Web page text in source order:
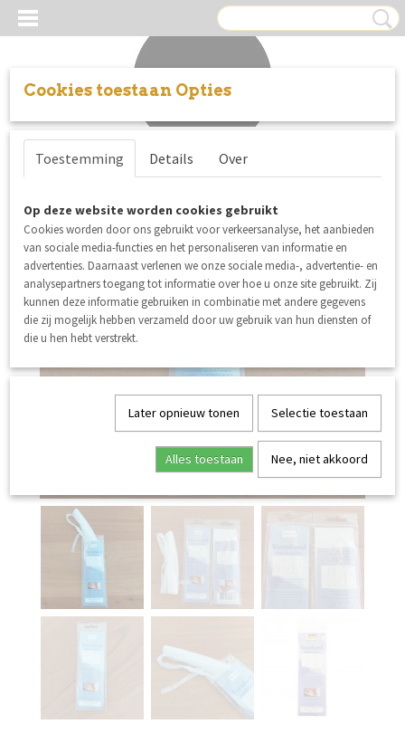
Inloggen Registreren
Cookies toestaan Opties
Toestemming Details Over
Op deze website worden cookies gebruikt
Cookies worden door ons gebruikt voor verkeersanalyse, het aanbieden
van sociale media-functies en het personaliseren van informatie en
advertenties. Daarnaast verlenen we onze sociale media-, advertentie- en
analysepartners toegang tot informatie over hoe u onze site gebruikt. Zij
kunnen deze informatie gebruiken in combinatie met andere gegevens
die zij mogelijk hebben verzameld door uw gebruik van hun diensten of
die u hen hebt verstrekt.
Later opnieuw tonen Selectie toestaan
Alles toestaan Nee, niet akkoord